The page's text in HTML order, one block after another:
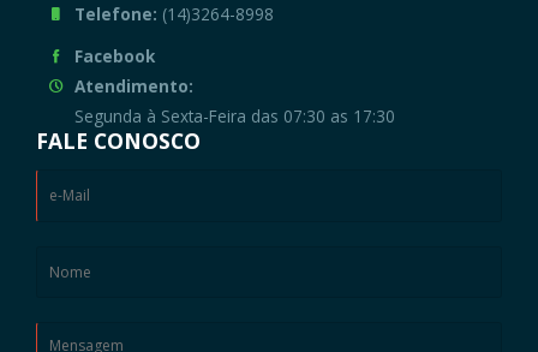
Telefone: (14)3264-8998
Facebook
Atendimento:
Segunda à Sexta-Feira das 07:30 as 17:30
FALE CONOSCO